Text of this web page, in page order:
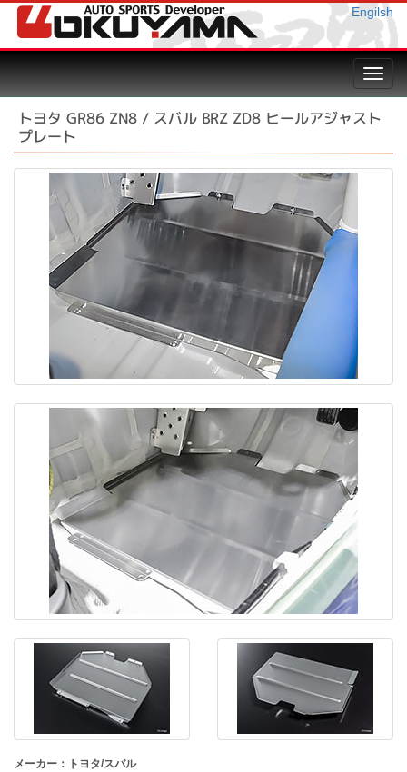
Engilsh
トヨタ GR86 ZN8 / スバル BRZ ZD8 ヒールアジャスト
プレート
メーカー：トヨタ/スバル